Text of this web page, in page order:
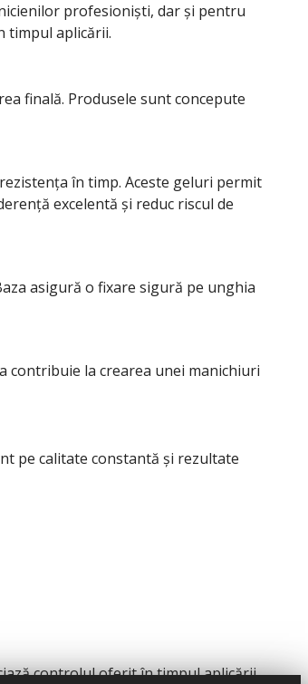
profesioniști, dar și pentru
timpul aplicării.
finală. Produsele sunt concepute
în timp. Aceste geluri permit
excelentă și reduc riscul de
asigură o fixare sigură pe unghia
contribuie la crearea unei manichiuri
pe calitate constantă și rezultate
controlul oferit în timpul aplicării,